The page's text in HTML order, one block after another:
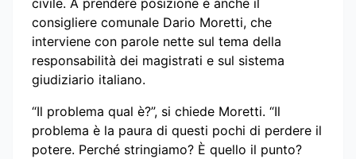
consigliere comunale Dario Moretti, che
interviene con parole nette sul tema della
responsabilità dei magistrati e sul sistema
giudiziario italiano.
“Il problema qual è?”, si chiede Moretti. “Il
problema è la paura di questi pochi di perdere il
potere. Perché stringiamo? È quello il punto?